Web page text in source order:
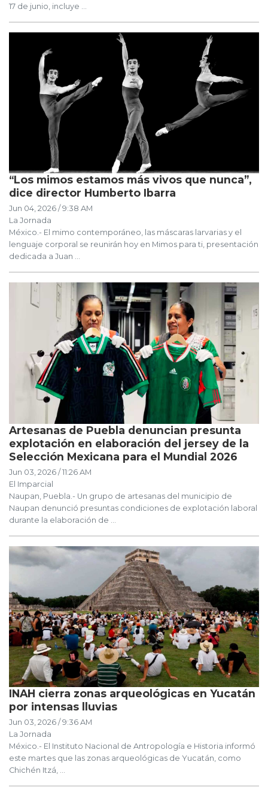
17 de junio, incluye ...
“Los mimos estamos más vivos que nunca”,
dice director Humberto Ibarra
Jun 04, 2026 / 9:38 AM
La Jornada
México.- El mimo contemporáneo, las máscaras larvarias y el
lenguaje corporal se reunirán hoy en Mimos para ti, presentación
dedicada a Juan ...
Artesanas de Puebla denuncian presunta
explotación en elaboración del jersey de la
Selección Mexicana para el Mundial 2026
Jun 03, 2026 / 11:26 AM
El Imparcial
Naupan, Puebla.- Un grupo de artesanas del municipio de
Naupan denunció presuntas condiciones de explotación laboral
durante la elaboración de ...
INAH cierra zonas arqueológicas en Yucatán
por intensas lluvias
Jun 03, 2026 / 9:36 AM
La Jornada
México.- El Instituto Nacional de Antropología e Historia informó
este martes que las zonas arqueológicas de Yucatán, como
Chichén Itzá, ...